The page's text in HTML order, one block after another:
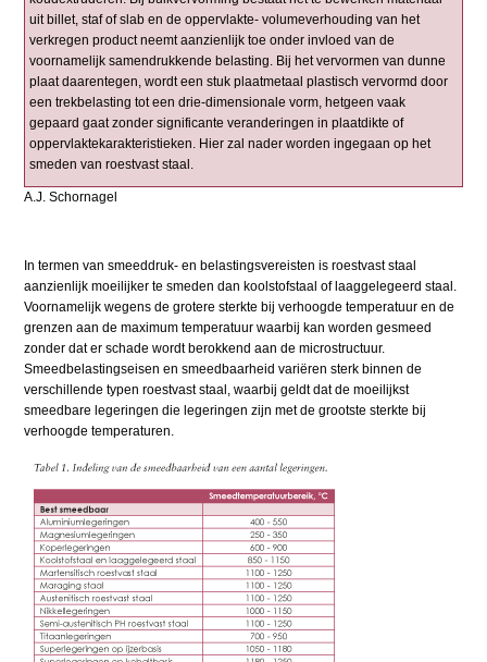
uit billet, staf of slab en de oppervlakte- volumeverhouding van het
verkregen product neemt aanzienlijk toe onder invloed van de
voornamelijk samendrukkende belasting. Bij het vervormen van dunne
plaat daarentegen, wordt een stuk plaatmetaal plastisch vervormd door
een trekbelasting tot een drie-dimensionale vorm, hetgeen vaak
gepaard gaat zonder significante veranderingen in plaatdikte of
oppervlaktekarakteristieken. Hier zal nader worden ingegaan op het
smeden van roestvast staal.
A.J. Schornagel
In termen van smeeddruk- en belastingsvereisten is roestvast staal
aanzienlijk moeilijker te smeden dan koolstofstaal of laaggelegeerd staal.
Voornamelijk wegens de grotere sterkte bij verhoogde temperatuur en de
grenzen aan de maximum temperatuur waarbij kan worden gesmeed
zonder dat er schade wordt berokkend aan de microstructuur.
Smeedbelastingseisen en smeedbaarheid variëren sterk binnen de
verschillende typen roestvast staal, waarbij geldt dat de moeilijkst
smeedbare legeringen die legeringen zijn met de grootste sterkte bij
verhoogde temperaturen.